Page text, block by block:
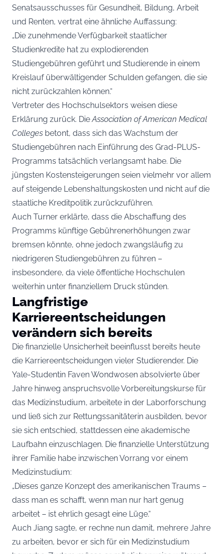
Senatsausschusses für Gesundheit, Bildung, Arbeit
und Renten, vertrat eine ähnliche Auffassung:
„Die zunehmende Verfügbarkeit staatlicher
Studienkredite hat zu explodierenden
Studiengebühren geführt und Studierende in einem
Kreislauf überwältigender Schulden gefangen, die sie
nicht zurückzahlen können.“
Vertreter des Hochschulsektors weisen diese
Erklärung zurück. DieAssociation of American Medical
Colleges betont, dass sich das Wachstum der
Studiengebühren nach Einführung des Grad-PLUS-
Programms tatsächlich verlangsamt habe. Die
jüngsten Kostensteigerungen seien vielmehr vor allem
auf steigende Lebenshaltungskosten und nicht auf die
staatliche Kreditpolitik zurückzuführen.
Auch Turner erklärte, dass die Abschaffung des
Programms künftige Gebührenerhöhungen zwar
bremsen könnte, ohne jedoch zwangsläufig zu
niedrigeren Studiengebühren zu führen –
insbesondere, da viele öffentliche Hochschulen
weiterhin unter finanziellem Druck stünden.
Langfristige
Karriereentscheidungen
verändern sich bereits
Die finanzielle Unsicherheit beeinflusst bereits heute
die Karriereentscheidungen vieler Studierender. Die
Yale-Studentin Faven Wondwosen absolvierte über
Jahre hinweg anspruchsvolle Vorbereitungskurse für
das Medizinstudium, arbeitete in der Laborforschung
und ließ sich zur Rettungssanitäterin ausbilden, bevor
sie sich entschied, stattdessen eine akademische
Laufbahn einzuschlagen. Die finanzielle Unterstützung
ihrer Familie habe inzwischen Vorrang vor einem
Medizinstudium:
„Dieses ganze Konzept des amerikanischen Traums –
dass man es schafft, wenn man nur hart genug
arbeitet – ist ehrlich gesagt eine Lüge.“
Auch Jiang sagte, er rechne nun damit, mehrere Jahre
zu arbeiten, bevor er sich für ein Medizinstudium